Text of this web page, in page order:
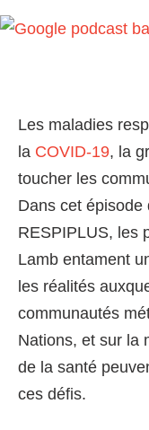
Les maladies
la COVID-19, la
toucher les
Dans cet
RESPIPLUS, les
Lamb entament
les réalités
communautés
Nations, et sur la
de la santé
ces défis.